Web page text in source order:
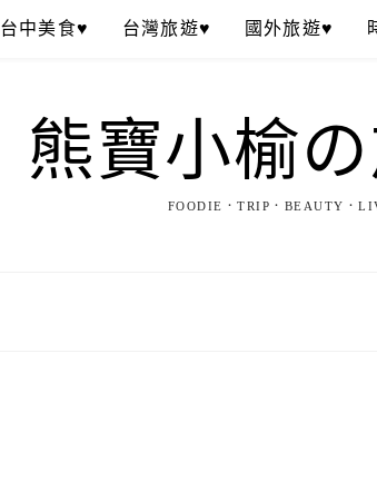
台中美食♥ 台灣旅遊♥ 國外旅遊♥
熊寶小榆
FOODIE．TRIP．BEAUTY．